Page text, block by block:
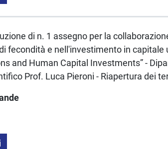
di n. 1 assegno per la
fecondità e nell'investimento in capitale
and Human Capital Investments” -
Prof. Luca Pieroni - Riapertura dei